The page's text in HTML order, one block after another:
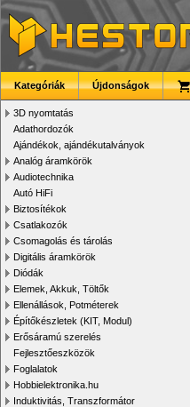
Kategóriák Újdonságok
3D nyomtatás
Adathordozók
Ajándékok, ajándékutalványok
Analóg áramkörök
Audiotechnika
Autó HiFi
Biztosítékok
Csatlakozók
Csomagolás és tárolás
Digitális áramkörök
Diódák
Elemek, Akkuk, Töltők
Ellenállások, Potméterek
Építőkészletek (KIT, Modul)
Erősáramú szerelés
Fejlesztőeszközök
Foglalatok
Hobbielektronika.hu
Induktivitás, Transzformátor